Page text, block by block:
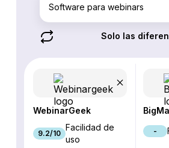
Software para webinars
Solo las
WebinarGeek
9.2/10
Facilidad de
uso
-